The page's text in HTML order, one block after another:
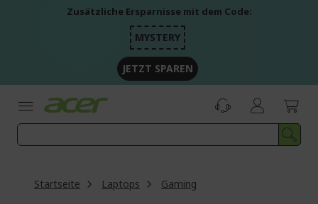
Zusätzliche Ersparnisse mit dem Code:
MYSTERY
JETZT SPAREN
Startseite Laptops Gaming